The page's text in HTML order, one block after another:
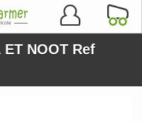
NOOT Ref